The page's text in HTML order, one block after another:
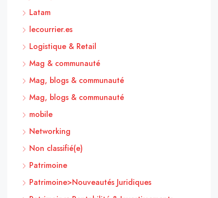
Latam
lecourrier.es
Logistique & Retail
Mag & communauté
Mag, blogs & communauté
Mag, blogs & communauté
mobile
Networking
Non classifié(e)
Patrimoine
Patrimoine>Nouveautés Juridiques